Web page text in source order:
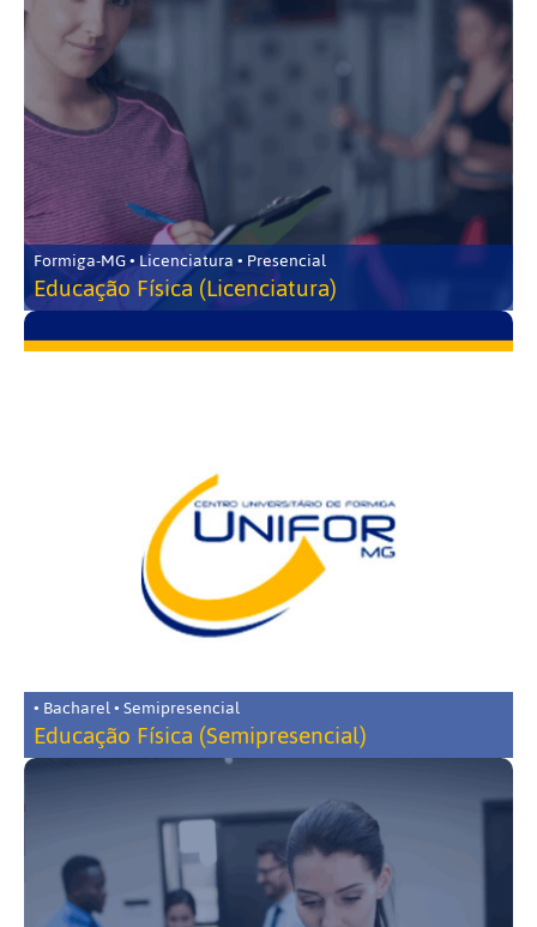
Formiga-MG • Licenciatura • Presencial
Educação Física (Licenciatura)
• Bacharel • Semipresencial
Educação Física (Semipresencial)